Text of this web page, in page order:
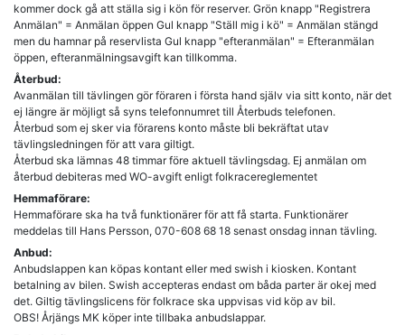
kommer dock gå att ställa sig i kön för reserver. Grön knapp "Registrera
Anmälan" = Anmälan öppen Gul knapp "Ställ mig i kö" = Anmälan stängd
men du hamnar på reservlista Gul knapp "efteranmälan" = Efteranmälan
öppen, efteranmälningsavgift kan tillkomma.
Återbud:
Avanmälan till tävlingen gör föraren i första hand själv via sitt konto, när det
ej längre är möjligt så syns telefonnumret till Återbuds telefonen.
Återbud som ej sker via förarens konto måste bli bekräftat utav
tävlingsledningen för att vara giltigt.
Återbud ska lämnas 48 timmar före aktuell tävlingsdag. Ej anmälan om
återbud debiteras med WO-avgift enligt folkracereglementet
Hemmaförare:
Hemmaförare ska ha två funktionärer för att få starta. Funktionärer
meddelas till Hans Persson, 070-608 68 18 senast onsdag innan tävling.
Anbud:
Anbudslappen kan köpas kontant eller med swish i kiosken. Kontant
betalning av bilen. Swish accepteras endast om båda parter är okej med
det. Giltig tävlingslicens för folkrace ska uppvisas vid köp av bil.
OBS! Årjängs MK köper inte tillbaka anbudslappar.